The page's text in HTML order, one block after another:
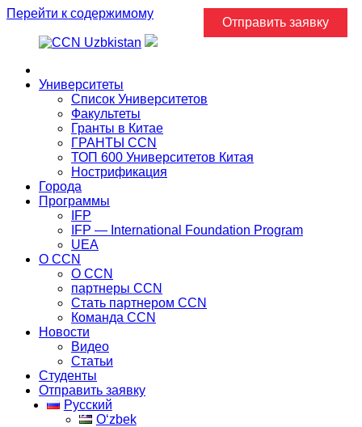
Перейти к содержимому
Университеты
Список Университетов
Факультеты
Гранты в Китае
ГРАНТЫ ССN
ТОП 600 Университетов Китая
Нострификация
Города
Программы
IFP
IFP — International Foundation Program
UEA
О CCN
О CCN
партнеры ССN
Стать партнером CCN
Команда ССN
Новости
Видео
Статьи
Студенты
Отправить заявку
Русский
Oʻzbek
Отправить заявку